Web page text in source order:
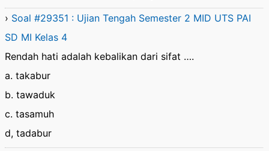
› Soal #29351 : Ujian Tengah Semester 2 MID UTS PAI
SD MI Kelas 4
Rendah hati adalah kebalikan dari sifat ….
a. takabur
b. tawaduk
c. tasamuh
d, tadabur